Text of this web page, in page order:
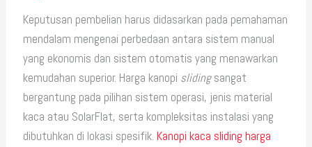
Keputusan pembelian harus didasarkan pada pemahaman
mendalam mengenai perbedaan antara sistem manual
yang ekonomis dan sistem otomatis yang menawarkan
kemudahan superior. Harga kanopi slidingsangat
bergantung pada pilihan sistem operasi, jenis material
kaca atau SolarFlat, serta kompleksitas instalasi yang
dibutuhkan di lokasi spesifik.Kanopi kaca sliding harga